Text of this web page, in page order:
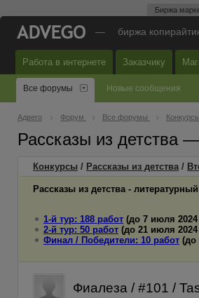
Биржа
— биржа
Работа в интернете Заказчику
Все форумы Новые сообщения
Адвего Форум Все форумы Конкурсы
Рассказы из детства
Конкурсы / Рассказы из детства/
Рассказы из детства -
1-й тур: 188 работ (до 7 июля 2024
2-й тур: 50 работ (до 21 июля 2024
Финал / Победители: 10 работ (до
Фиалеза / #101 /